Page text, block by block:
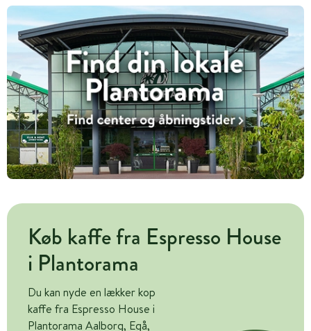
Køb kaffe fra Espresso House
i Plantorama
Du kan nyde en lækker kop
kaffe fra Espresso House i
Plantorama Aalborg, Egå,